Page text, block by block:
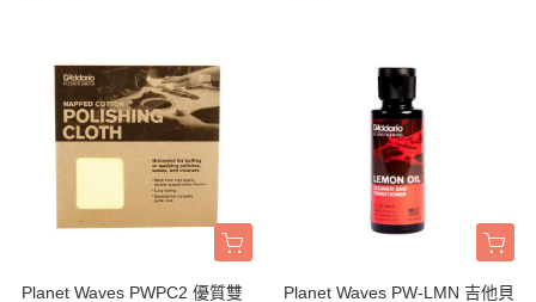
Planet Waves PWPC2 優質雙
Planet Waves PW-LMN 吉他貝